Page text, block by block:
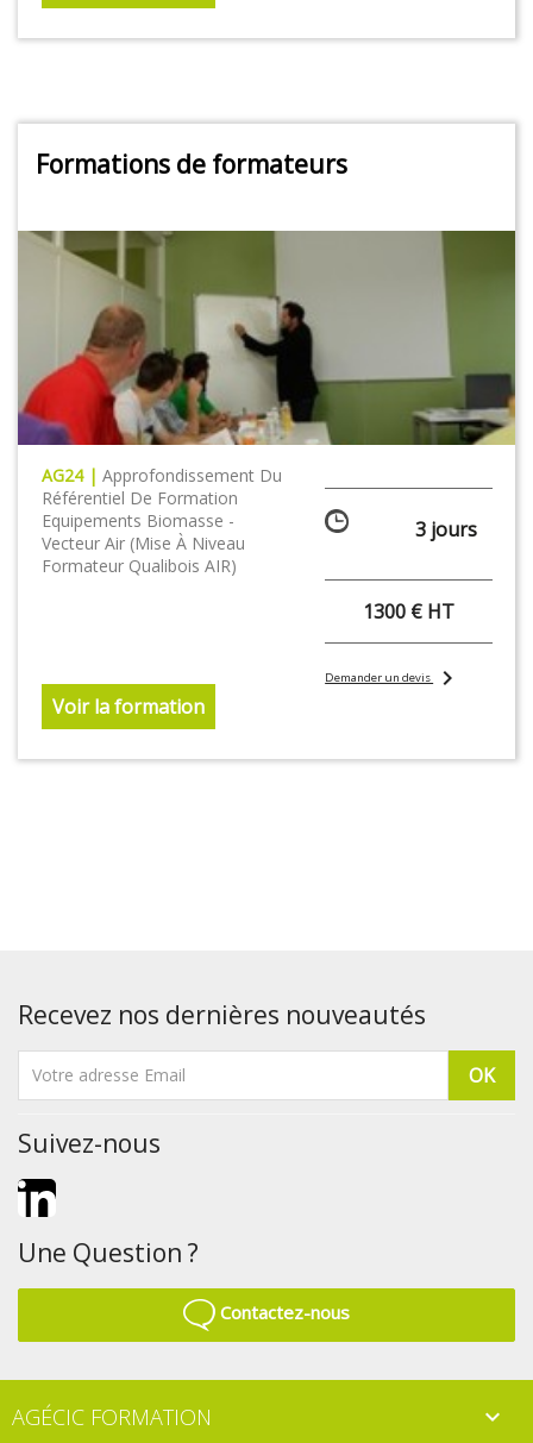
Formations de formateurs
AG24 | Approfondissement Du
Référentiel De Formation
Equipements Biomasse -
Vecteur Air (Mise À Niveau
Formateur Qualibois AIR)
Voir la formation
3 jours
1300 € HT
Demander un devischevron_right
Recevez nos dernières nouveautés
Suivez-nous
Une Question ?
Contactez-nous
AGÉCIC FORMATION 